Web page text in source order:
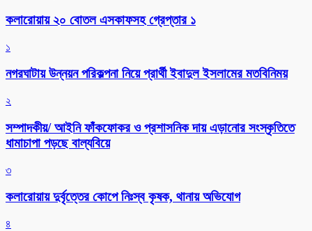
কলারোয়ায় ২০ বোতল এসকাফসহ গ্রেপ্তার ১
১
নগরঘাটায় উন্নয়ন পরিকল্পনা নিয়ে প্রার্থী ইবাদুল ইসলামের মতবিনিময়
২
সম্পাদকীয়/ আইনি ফাঁকফোকর ও প্রশাসনিক দায় এড়ানোর সংস্কৃতিতে
ধামাচাপা পড়ছে বাল্যবিয়ে
৩
কলারোয়ায় দুর্বৃত্তের কোপে নিঃস্ব কৃষক, থানায় অভিযোগ
৪